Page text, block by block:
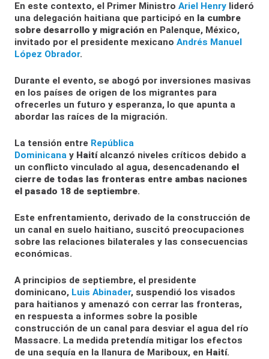
En este contexto, el Primer Ministro Ariel Henry lideró
una delegación haitiana que participó en la cumbre
sobre desarrollo y migración en Palenque, México,
invitado por el presidente mexicano Andrés Manuel
López Obrador.
Durante el evento, se abogó por inversiones masivas
en los países de origen de los migrantes para
ofrecerles un futuro y esperanza, lo que apunta a
abordar las raíces de la migración.
La tensión entre República
Dominicana y Haitíalcanzó niveles críticos debido a
un conflicto vinculado al agua, desencadenando el
cierre de todas las fronteras entre ambas naciones
el pasado 18 de septiembre.
Este enfrentamiento, derivado de la construcción de
un canal en suelo haitiano, suscitó preocupaciones
sobre las relaciones bilaterales y las consecuencias
económicas.
A principios de septiembre, el presidente
dominicano, Luis Abinader, suspendió los visados
para haitianos y amenazó con cerrar las fronteras,
en respuesta a informes sobre la posible
construcción de un canal para desviar el agua del río
Massacre. La medida pretendía mitigar los efectos
de una sequía en la llanura de Mariboux, en Haití.